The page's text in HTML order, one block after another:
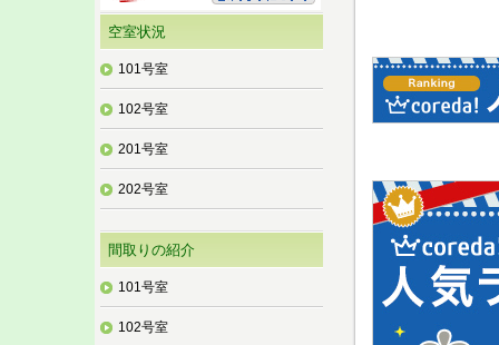
空室状況
101号室
102号室
201号室
202号室
間取りの紹介
101号室
102号室